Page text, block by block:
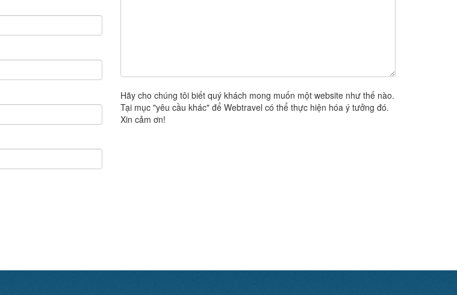
Hãy cho chúng tôi biết quý khách mong muốn một website như thế nào.
Tại mục "yêu cầu khác" để Webtravel có thể thực hiện hóa ý tưởng đó.
Xin cảm ơn!